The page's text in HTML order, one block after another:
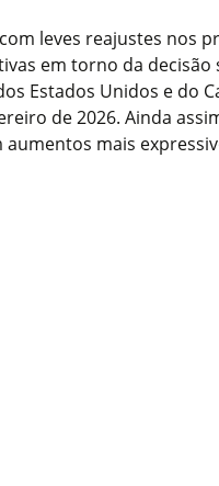
leves reajustes nos
em torno da
Estados Unidos e do
de 2026. Ainda
mais